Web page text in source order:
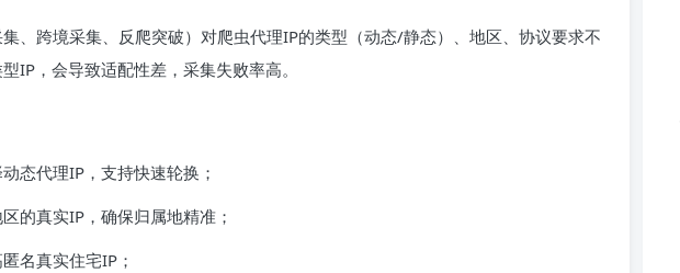
、跨境采集、反爬突破）对爬虫代理IP的类型（动态/静态）、地区、协议要求不
IP，会导致适配性差，采集失败率高。
态代理IP，支持快速轮换；
的真实IP，确保归属地精准；
名真实住宅IP；